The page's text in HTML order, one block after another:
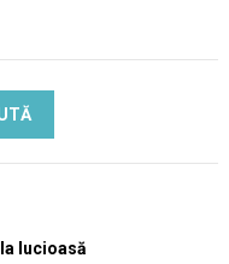
lucioasă